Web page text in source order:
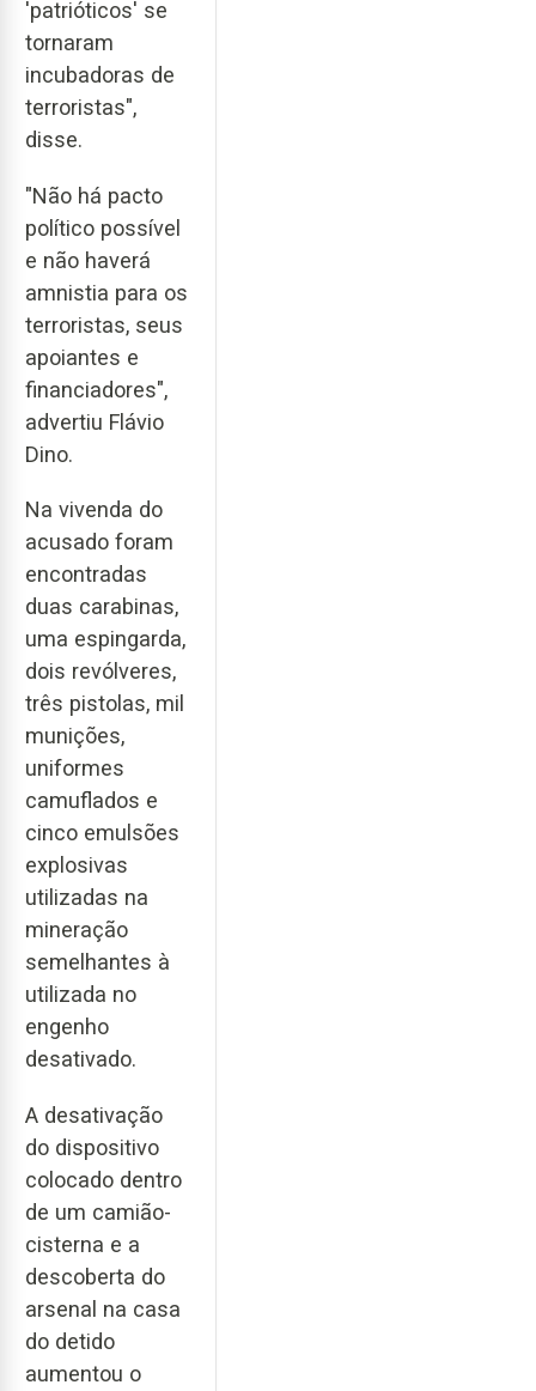
'patrióticos' se
tornaram
incubadoras de
terroristas",
disse.
"Não há pacto
político possível
e não haverá
amnistia para os
terroristas, seus
apoiantes e
financiadores",
advertiu Flávio
Dino.
Na vivenda do
acusado foram
encontradas
duas carabinas,
uma espingarda,
dois revólveres,
três pistolas, mil
munições,
uniformes
camuflados e
cinco emulsões
explosivas
utilizadas na
mineração
semelhantes à
utilizada no
engenho
desativado.
A desativação
do dispositivo
colocado dentro
de um camião-
cisterna e a
descoberta do
arsenal na casa
do detido
aumentou o